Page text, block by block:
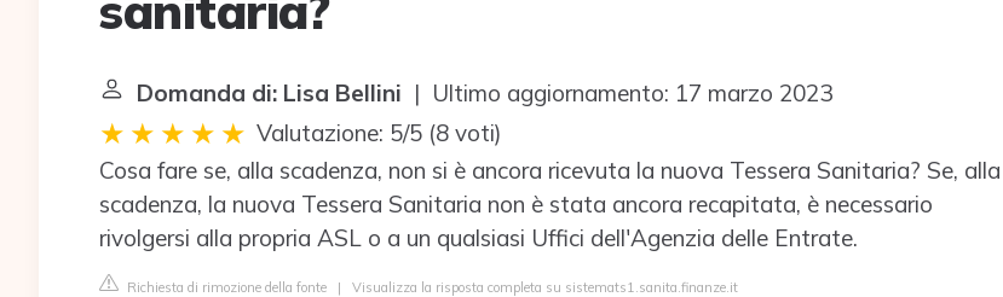
Domanda di: Lisa Bellini | Ultimo aggiornamento: 17 marzo 2023
Valutazione: 5/5 (8 voti)
Cosa fare se, alla scadenza, non si è ancora ricevuta la nuova Tessera Sanitaria? Se, alla
scadenza, la nuova Tessera Sanitaria non è stata ancora recapitata, è necessario
rivolgersi alla propria ASL o a un qualsiasi Uffici dell'Agenzia delle Entrate.
Richiesta di rimozione della fonte | Visualizza la risposta completa su sistemats1.sanita.finanze.it